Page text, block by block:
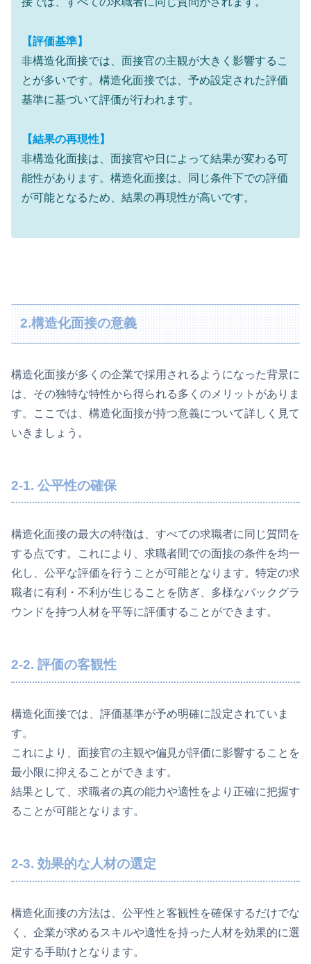
【評価基準】
非構造化面接では、面接官の主観が大きく影響するこ
とが多いです。構造化面接では、予め設定された評価
基準に基づいて評価が行われます。
【結果の再現性】
非構造化面接は、面接官や日によって結果が変わる可
能性があります。構造化面接は、同じ条件下での評価
が可能となるため、結果の再現性が高いです。
2.構造化面接の意義
構造化面接が多くの企業で採用されるようになった背景に
は、その独特な特性から得られる多くのメリットがありま
す。ここでは、構造化面接が持つ意義について詳しく見て
いきましょう。
2-1. 公平性の確保
構造化面接の最大の特徴は、すべての求職者に同じ質問を
する点です。これにより、求職者間での面接の条件を均一
化し、公平な評価を行うことが可能となります。特定の求
職者に有利・不利が生じることを防ぎ、多様なバックグラ
ウンドを持つ人材を平等に評価することができます。
2-2. 評価の客観性
構造化面接では、評価基準が予め明確に設定されていま
す。
これにより、面接官の主観や偏見が評価に影響することを
最小限に抑えることができます。
結果として、求職者の真の能力や適性をより正確に把握す
ることが可能となります。
2-3. 効果的な人材の選定
構造化面接の方法は、公平性と客観性を確保するだけでな
く、企業が求めるスキルや適性を持った人材を効果的に選
定する手助けとなります。